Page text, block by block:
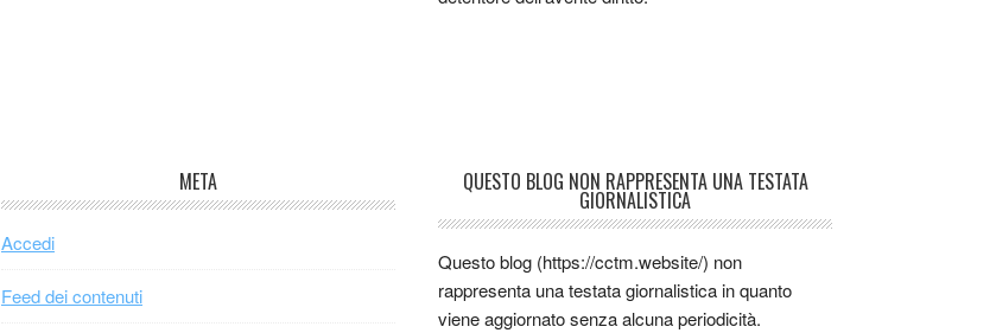
META
Accedi
Feed dei contenuti
QUESTO BLOG NON RAPPRESENTA UNA TESTATA
GIORNALISTICA
Questo blog (https://cctm.website/) non
rappresenta una testata giornalistica in quanto
viene aggiornato senza alcuna periodicità.